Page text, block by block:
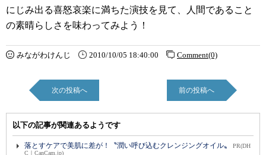
にじみ出る喜怒哀楽に満ちた演技を見て、人間であること
の素晴らしさを味わってみよう！
みながわけんじ 2010/10/05 18:40:00 Comment(0)
次の投稿へ 前の投稿へ
以下の記事が関連あるようです
落とすケアで美肌に差が！〝潤い呼び込むクレンジングオイル〟
PR(DH
C｜CanCam.jp)